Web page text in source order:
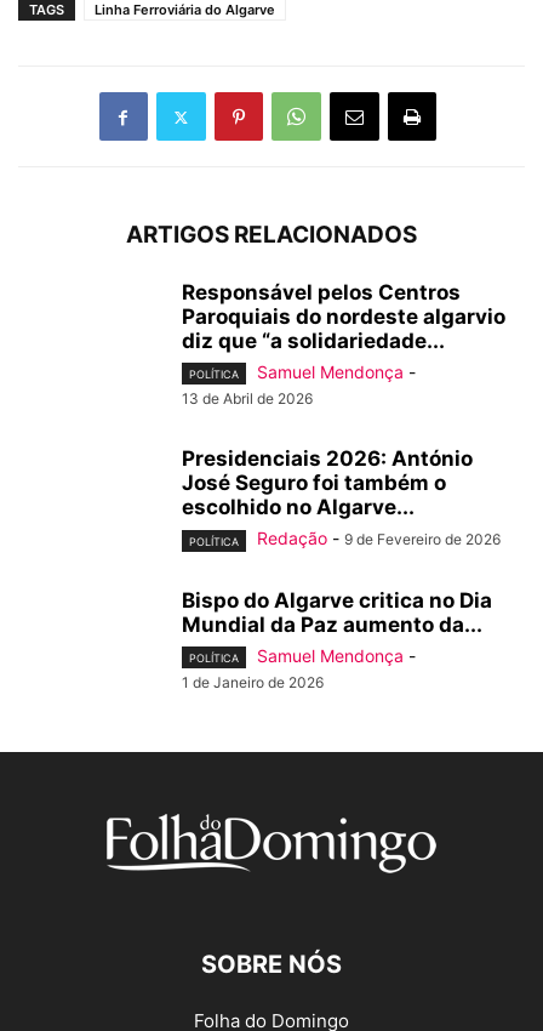
TAGS Linha Ferroviária do Algarve
ARTIGOS RELACIONADOS
Responsável pelos Centros
Paroquiais do nordeste algarvio
diz que “a solidariedade...
POLÍTICA Samuel Mendonça -
13 de Abril de 2026
Presidenciais 2026: António
José Seguro foi também o
escolhido no Algarve...
POLÍTICA Redação - 9 de Fevereiro de 2026
Bispo do Algarve critica no Dia
Mundial da Paz aumento da...
POLÍTICA Samuel Mendonça -
1 de Janeiro de 2026
SOBRE NÓS
Folha do Domingo